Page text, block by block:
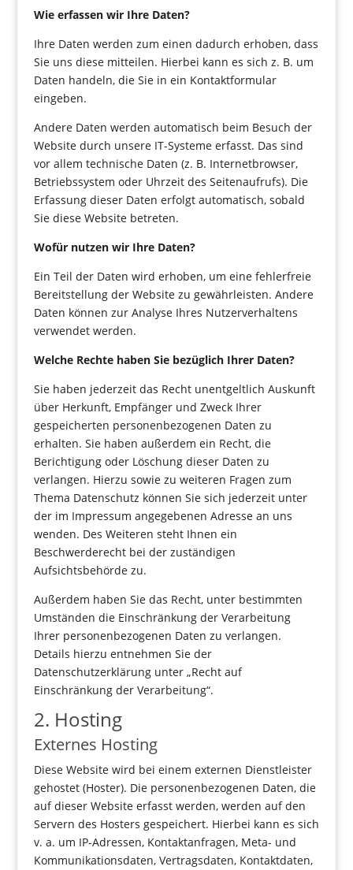
Wie erfassen wir Ihre Daten?
Ihre Daten werden zum einen dadurch erhoben, dass
Sie uns diese mitteilen. Hierbei kann es sich z. B. um
Daten handeln, die Sie in ein Kontaktformular
eingeben.
Andere Daten werden automatisch beim Besuch der
Website durch unsere IT-Systeme erfasst. Das sind
vor allem technische Daten (z. B. Internetbrowser,
Betriebssystem oder Uhrzeit des Seitenaufrufs). Die
Erfassung dieser Daten erfolgt automatisch, sobald
Sie diese Website betreten.
Wofür nutzen wir Ihre Daten?
Ein Teil der Daten wird erhoben, um eine fehlerfreie
Bereitstellung der Website zu gewährleisten. Andere
Daten können zur Analyse Ihres Nutzerverhaltens
verwendet werden.
Welche Rechte haben Sie bezüglich Ihrer Daten?
Sie haben jederzeit das Recht unentgeltlich Auskunft
über Herkunft, Empfänger und Zweck Ihrer
gespeicherten personenbezogenen Daten zu
erhalten. Sie haben außerdem ein Recht, die
Berichtigung oder Löschung dieser Daten zu
verlangen. Hierzu sowie zu weiteren Fragen zum
Thema Datenschutz können Sie sich jederzeit unter
der im Impressum angegebenen Adresse an uns
wenden. Des Weiteren steht Ihnen ein
Beschwerderecht bei der zuständigen
Aufsichtsbehörde zu.
Außerdem haben Sie das Recht, unter bestimmten
Umständen die Einschränkung der Verarbeitung
Ihrer personenbezogenen Daten zu verlangen.
Details hierzu entnehmen Sie der
Datenschutzerklärung unter „Recht auf
Einschränkung der Verarbeitung“.
2. Hosting
Externes Hosting
Diese Website wird bei einem externen Dienstleister
gehostet (Hoster). Die personenbezogenen Daten, die
auf dieser Website erfasst werden, werden auf den
Servern des Hosters gespeichert. Hierbei kann es sich
v. a. um IP-Adressen, Kontaktanfragen, Meta- und
Kommunikationsdaten, Vertragsdaten, Kontaktdaten,